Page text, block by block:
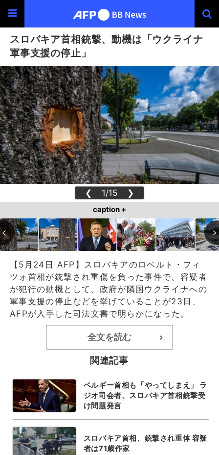
スロバキア首相銃撃、動機は「ウクライナ
軍事支援の停止」
❮ 1/15 ❯
caption +
【5月24日 AFP】スロバキアのロベルト・フィ
ツォ首相が銃撃され重傷を負った事件で、容疑者
が犯行の動機として、政府が隣国ウクライナへの
軍事支援の停止などを挙げていることが23日、
AFPが入手した司法文書で明らかになった。
全文を読む >
関連記事
ベルギー首相も「やってしまえ」 ラ
ジオ司会者、スロバキア首相銃撃受
け問題発言
スロバキア首相、銃撃され重体 容疑
者は71歳作家